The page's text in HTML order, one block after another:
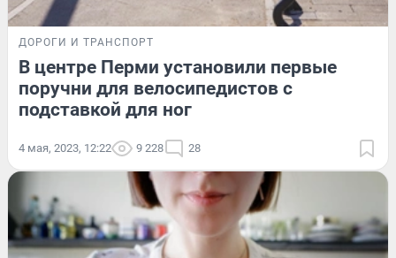
ДОРОГИ И ТРАНСПОРТ
В центре Перми установили первые
поручни для велосипедистов с
подставкой для ног
4 мая, 2023, 12:22 9 228 28